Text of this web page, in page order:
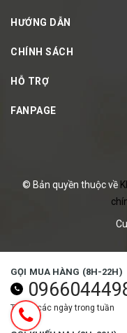
HƯỚNG DẪN
CHÍNH SÁCH
HỖ TRỢ
FANPAGE
© Bản quyền thuộc về
GỌI MUA HÀNG (8H-22H)
Tất cả các ngày trong tuần